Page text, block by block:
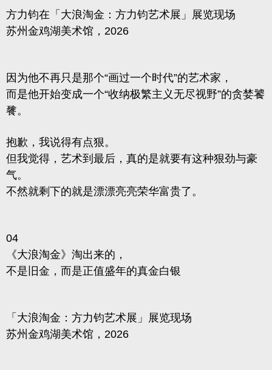
方力钧在「大浪淘金：方力钧艺术展」展览现场
苏州金鸡湖美术馆，2026
因为他不再只是那个“画过一个时代”的艺术家，
而是他开始变成一个“收纳极繁主义无尽视野”的贪婪饕
餮。
抱歉，我说得有点狠。
但我觉得，艺术到最后，真的是就要有这种狠劲与豪
气。
不然就剩下的就是漂漂亮亮荣华富贵了。
04
《大浪淘金》淘出来的，
不是旧金，而是正值盛年的真金白银
「大浪淘金：方力钧艺术展」展览现场
苏州金鸡湖美术馆，2026